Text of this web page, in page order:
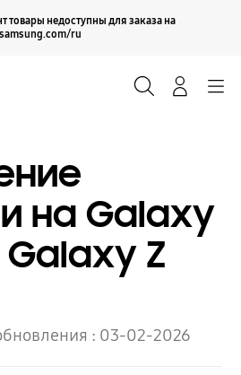
товары недоступны для заказа на
samsung.com/ru
Продолжить
на Galaxy
Galaxy Z
: 03-02-2026